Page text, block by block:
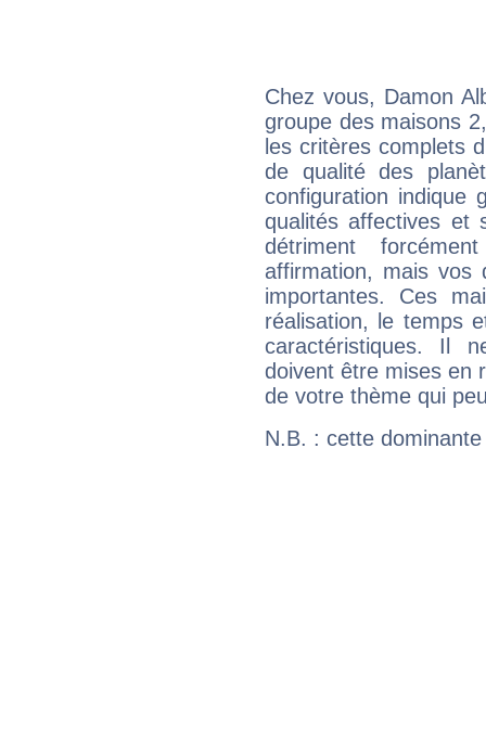
Chez vous, Damon
groupe des maisons
les critères complets
de qualité des
configuration indique
qualités affectives et
détriment
affirmation, mais
importantes. Ces
réalisation, le temps
caractéristiques. Il
doivent être mises en
de votre thème qui
N.B. : cette